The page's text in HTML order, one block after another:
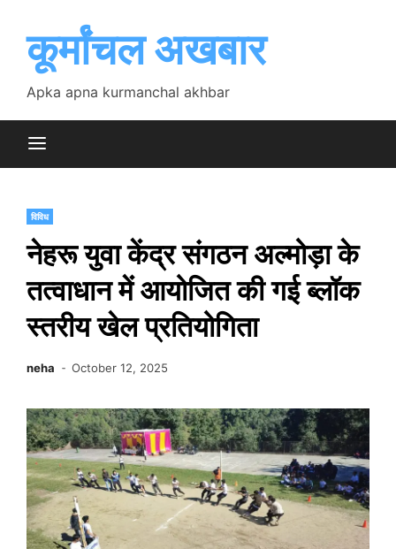
contentकूर्मांचल अखबार
Apka apna kurmanchal akhbar
विविध
नेहरू युवा केंद्र संगठन अल्मोड़ा के
तत्वाधान में आयोजित की गई ब्लॉक
स्तरीय खेल प्रतियोगिता
neha October 12, 2025